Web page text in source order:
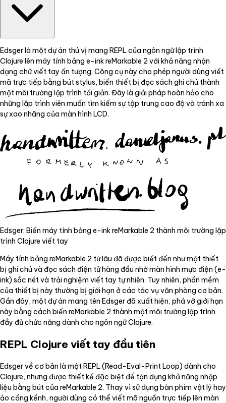
Edsger là một dự án thú vị mang REPL của ngôn ngữ lập trình
Clojure lên máy tính bảng e-ink reMarkable 2 với khả năng nhận
dạng chữ viết tay ấn tượng. Công cụ này cho phép người dùng viết
mã trực tiếp bằng bút stylus, biến thiết bị đọc sách ghi chú thành
một môi trường lập trình tối giản. Đây là giải pháp hoàn hảo cho
những lập trình viên muốn tìm kiếm sự tập trung cao độ và tránh xa
sự xao nhãng của màn hình LCD.
Edsger: Biến máy tính bảng e-ink reMarkable 2 thành môi trường lập
trình Clojure viết tay
Máy tính bảng reMarkable 2 từ lâu đã được biết đến như một thiết
bị ghi chú và đọc sách điện tử hàng đầu nhờ màn hình mực điện (e-
ink) sắc nét và trải nghiệm viết tay tự nhiên. Tuy nhiên, phần mềm
của thiết bị này thường bị giới hạn ở các tác vụ văn phòng cơ bản.
Gần đây, một dự án mang tên Edsger đã xuất hiện, phá vỡ giới hạn
này bằng cách biến reMarkable 2 thành một môi trường lập trình
đầy đủ chức năng dành cho ngôn ngữ Clojure.
REPL Clojure viết tay đầu tiên
Edsger về cơ bản là một REPL (Read-Eval-Print Loop) dành cho
Clojure, nhưng được thiết kế đặc biệt để tận dụng khả năng nhập
liệu bằng bút của reMarkable 2. Thay vì sử dụng bàn phím vật lý hay
ảo cồng kềnh, người dùng có thể viết mã nguồn trực tiếp lên màn